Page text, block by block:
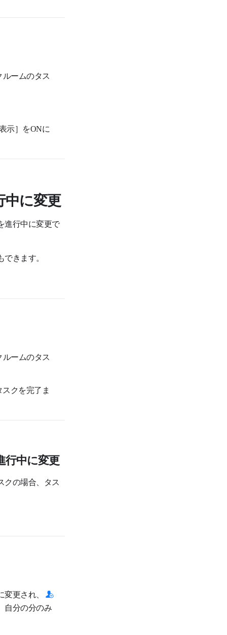
ームのタス
示］をONに
中に変更
進行中に変更で
きます。
ームのタス
クを完了ま
行中に変更
クの場合、タス
更され、
自分の分のみ